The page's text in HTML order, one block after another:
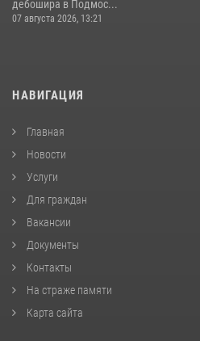
дебошира в Подмос...
07 августа 2026, 13:21
НАВИГАЦИЯ
Главная
Новости
Услуги
Для граждан
Вакансии
Документы
Контакты
На страже памяти
Карта сайта